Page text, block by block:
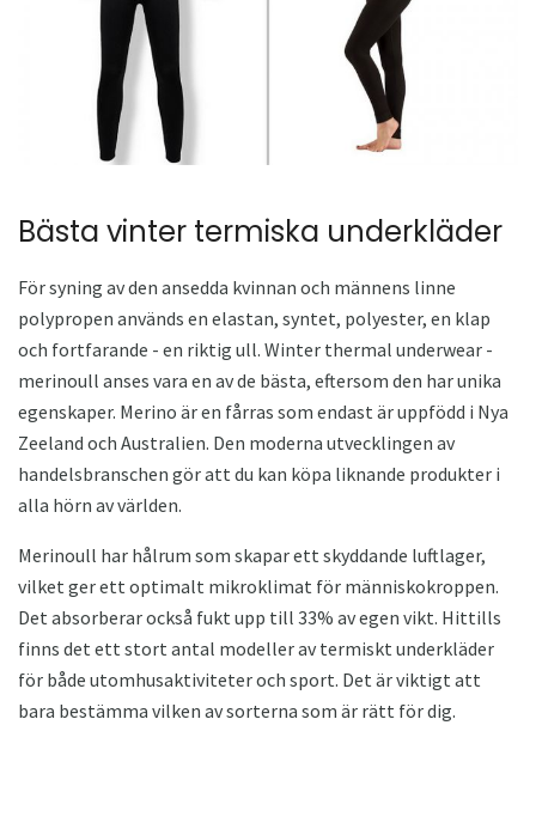
Bästa vinter termiska underkläder
För syning av den ansedda kvinnan och männens linne
polypropen används en elastan, syntet, polyester, en klap
och fortfarande - en riktig ull. Winter thermal underwear -
merinoull anses vara en av de bästa, eftersom den har unika
egenskaper. Merino är en fårras som endast är uppfödd i Nya
Zeeland och Australien. Den moderna utvecklingen av
handelsbranschen gör att du kan köpa liknande produkter i
alla hörn av världen.
Merinoull har hålrum som skapar ett skyddande luftlager,
vilket ger ett optimalt mikroklimat för människokroppen.
Det absorberar också fukt upp till 33% av egen vikt. Hittills
finns det ett stort antal modeller av termiskt underkläder
för både utomhusaktiviteter och sport. Det är viktigt att
bara bestämma vilken av sorterna som är rätt för dig.